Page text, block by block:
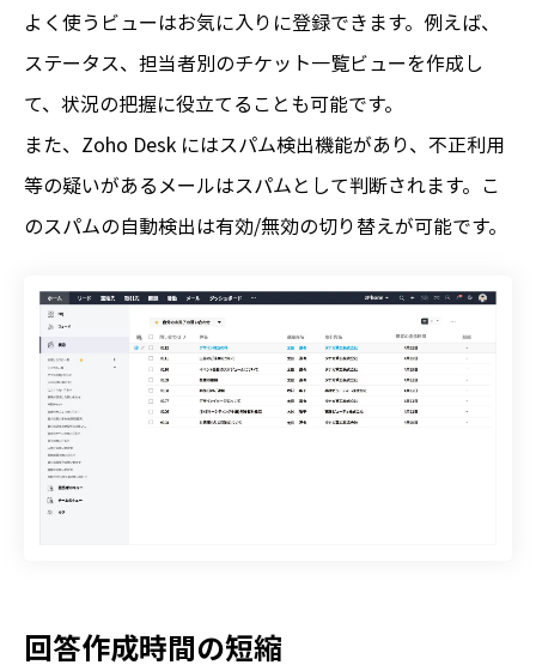
よく使うビューはお気に入りに登録できます。例えば、
ステータス、担当者別のチケット一覧ビューを作成し
て、状況の把握に役立てることも可能です。
また、Zoho Desk にはスパム検出機能があり、不正利用
等の疑いがあるメールはスパムとして判断されます。こ
のスパムの自動検出は有効/無効の切り替えが可能です。
回答作成時間の短縮